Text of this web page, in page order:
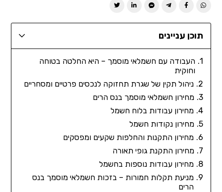
תוכן עניינים
העבודה עם חשמלאי מוסמך – היא החלטה בטוחה
וחוקית
ניהול תקין של שגרת תחזוקה לנכסים פרטיים ומסחריים
מחירון חשמלאי מוסמך בנס הרים
מחירון עבודות בלוח חשמל
מחירון נקודות חשמל
מחירון התקנות והחלפות שקעים ומפסקים
מחירון התקנת גופי תאורה
מחירון עבודות נוספות בחשמל
מניעת תקלות חמורות – בזכות חשמלאי מוסמך בנס
הרים